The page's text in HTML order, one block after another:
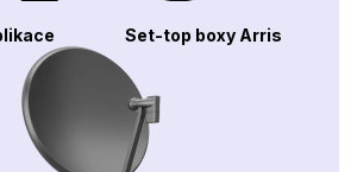
Set-top boxy Arris